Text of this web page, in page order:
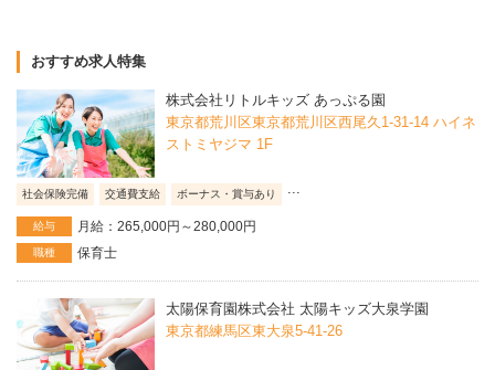
おすすめ求人特集
株式会社リトルキッズ あっぷる園
東京都荒川区東京都荒川区西尾久1-31-14 ハイネ
ストミヤジマ 1F
社会保険完備 交通費支給 ボーナス・賞与あり
給与 月給：265,000円～280,000円
職種 保育士
太陽保育園株式会社 太陽キッズ大泉学園
東京都練馬区東大泉5-41-26